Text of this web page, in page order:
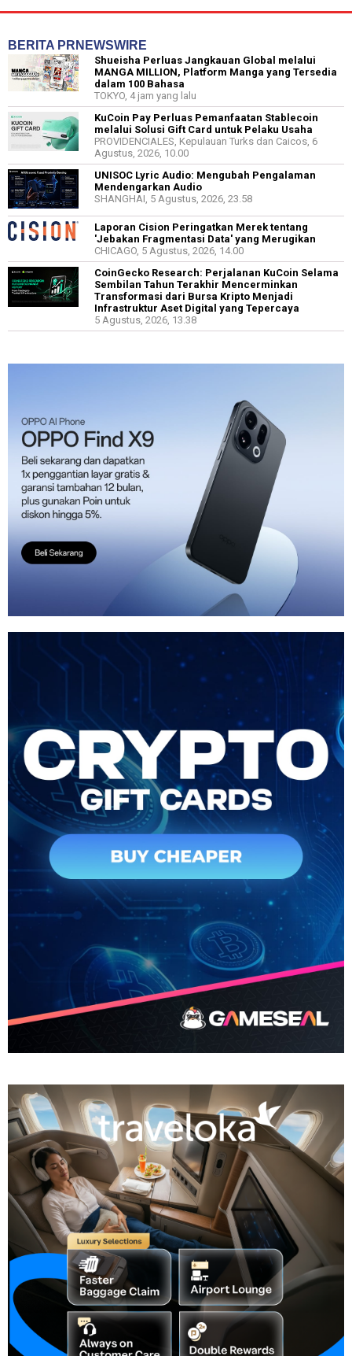
BERITA PRNEWSWIRE
Shueisha Perluas Jangkauan Global melalui
MANGA MILLION, Platform Manga yang Tersedia
dalam 100 Bahasa
TOKYO, 4 jam yang lalu
KuCoin Pay Perluas Pemanfaatan Stablecoin
melalui Solusi Gift Card untuk Pelaku Usaha
PROVIDENCIALES, Kepulauan Turks dan Caicos, 6
Agustus, 2026, 10.00
UNISOC Lyric Audio: Mengubah Pengalaman
Mendengarkan Audio
SHANGHAI, 5 Agustus, 2026, 23.58
Laporan Cision Peringatkan Merek tentang
'Jebakan Fragmentasi Data' yang Merugikan
CHICAGO, 5 Agustus, 2026, 14.00
CoinGecko Research: Perjalanan KuCoin Selama
Sembilan Tahun Terakhir Mencerminkan
Transformasi dari Bursa Kripto Menjadi
Infrastruktur Aset Digital yang Tepercaya
5 Agustus, 2026, 13.38